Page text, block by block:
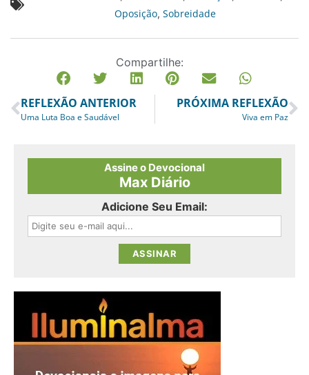
Oposição, Sobreidade
Compartilhe:
REFLEXÃO ANTERIOR
Uma Luta Boa e Saudável
PRÓXIMA REFLEXÃO
Viva em Paz
Assine o Devocional
Max Diário
Adicione Seu Email: